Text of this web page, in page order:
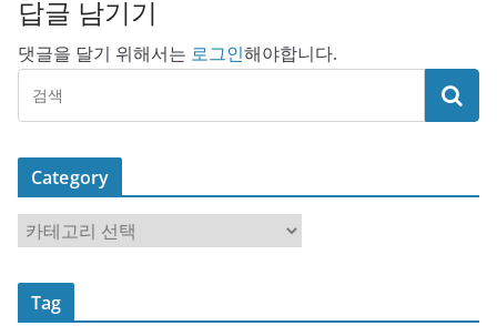
답글 남기기
댓글을 달기 위해서는 로그인해야합니다.
Category
a
t
Tag